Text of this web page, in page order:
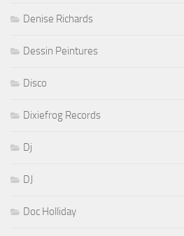
Denise Richards
Dessin Peintures
Disco
Dixiefrog Records
Dj
DJ
Doc Holliday